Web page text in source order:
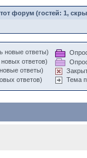
форум (гостей: 1,
новые ответы)
ответов)
ответы)
ответов)
Тема